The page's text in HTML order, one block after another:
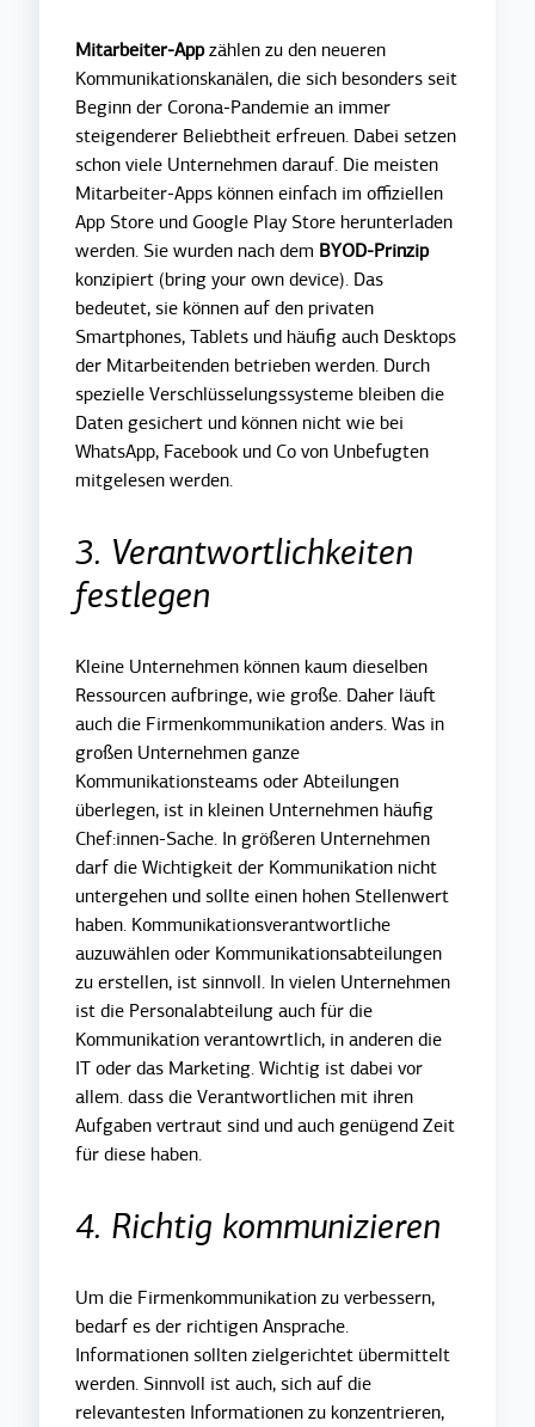
Mitarbeiter-Appzählen zu den neueren
Kommunikationskanälen, die sich besonders seit
Beginn der Corona-Pandemie an immer
steigenderer Beliebtheit erfreuen. Dabei setzen
schon viele Unternehmen darauf. Die meisten
Mitarbeiter-Apps können einfach im offiziellen
App Store und Google Play Store herunterladen
werden. Sie wurden nach dem BYOD-Prinzip
konzipiert (bring your own device). Das
bedeutet, sie können auf den privaten
Smartphones, Tablets und häufig auch Desktops
der Mitarbeitenden betrieben werden. Durch
spezielle Verschlüsselungssysteme bleiben die
Daten gesichert und können nicht wie bei
WhatsApp, Facebook und Co von Unbefugten
mitgelesen werden.
3. Verantwortlichkeiten
festlegen
Kleine Unternehmen können kaum dieselben
Ressourcen aufbringe, wie große. Daher läuft
auch die Firmenkommunikation anders. Was in
großen Unternehmen ganze
Kommunikationsteams oder Abteilungen
überlegen, ist in kleinen Unternehmen häufig
Chef:innen-Sache. In größeren Unternehmen
darf die Wichtigkeit der Kommunikation nicht
untergehen und sollte einen hohen Stellenwert
haben. Kommunikationsverantwortliche
auzuwählen oder Kommunikationsabteilungen
zu erstellen, ist sinnvoll. In vielen Unternehmen
ist die Personalabteilung auch für die
Kommunikation verantowrtlich, in anderen die
IT oder das Marketing. Wichtig ist dabei vor
allem. dass die Verantwortlichen mit ihren
Aufgaben vertraut sind und auch genügend Zeit
für diese haben.
4. Richtig kommunizieren
Um die Firmenkommunikation zu verbessern,
bedarf es der richtigen Ansprache.
Informationen sollten zielgerichtet übermittelt
werden. Sinnvoll ist auch, sich auf die
relevantesten Informationen zu konzentrieren,